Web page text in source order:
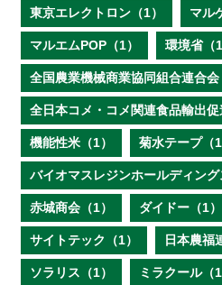
東京エレクトロン（1） マル
マルエムPOP（1） 環境省（1
全国農業機械商業協同組合連合会
全日本コメ・コメ関連食品輸出促
機能性米（1） 菊水テープ（1
バイオマスレジンホールディング
赤城商会（1） ダイドー（1）
サイトテック（1） 日本農福
ソラリス（1） ミラクール（1